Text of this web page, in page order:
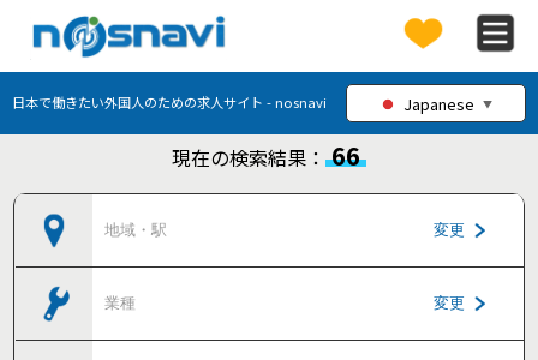
日本で働きたい外国人のための求人サイト - nosnavi Japanese ▼
現在の検索結果： 66
地域・駅 変更
業種 変更